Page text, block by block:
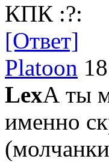
КПК :?:
[Ответ]
Platoon
LexА ты
именно